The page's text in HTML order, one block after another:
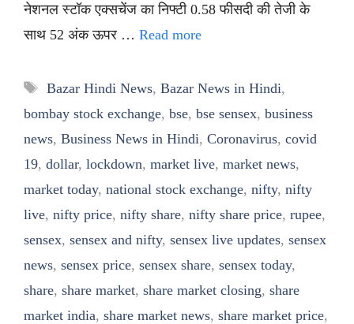
नेशनल स्टॉक एक्सचेंज का निफ्टी 0.58 फीसदी की तेजी के
साथ 52 अंक ऊपर … Read more
Tags
Bazar Hindi News, Bazar News in Hindi,
bombay stock exchange, bse, bse sensex, business
news, Business News in Hindi, Coronavirus, covid
19, dollar, lockdown, market live, market news,
market today, national stock exchange, nifty, nifty
live, nifty price, nifty share, nifty share price, rupee,
sensex, sensex and nifty, sensex live updates, sensex
news, sensex price, sensex share, sensex today,
share, share market, share market closing, share
market india, share market news, share market price,